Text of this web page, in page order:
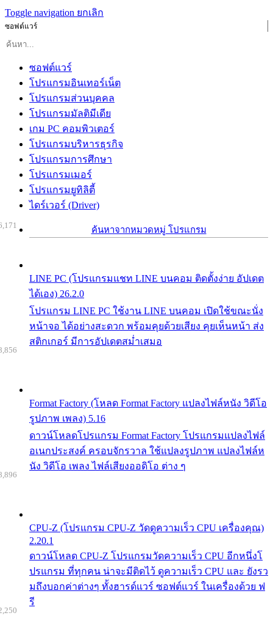
Toggle navigation ยกเลิก
ซอฟต์แวร์
ซอฟต์แวร์
โปรแกรมอินเทอร์เน็ต
โปรแกรมส่วนบุคคล
โปรแกรมมัลติมีเดีย
เกม PC คอมพิวเตอร์
โปรแกรมบริหารธุรกิจ
โปรแกรมการศึกษา
โปรแกรมเมอร์
โปรแกรมยูทิลิตี้
ไดร์เวอร์ (Driver)
ค้นหาจากหมวดหมู่ โปรแกรม
LINE PC (โปรแกรมแชท LINE บนคอม ติดตั้งง่าย อัปเดต
ได้เอง) 26.2.0
โปรแกรม LINE PC ใช้งาน LINE บนคอม เปิดใช้ขณะนั่ง
หน้าจอ ได้อย่างสะดวก พร้อมคุยด้วยเสียง คุยเห็นหน้า ส่ง
สติกเกอร์ มีการอัปเดตสม่ำเสมอ
Format Factory (โหลด Format Factory แปลงไฟล์หนัง วิดีโอ
รูปภาพ เพลง) 5.16
ดาวน์โหลดโปรแกรม Format Factory โปรแกรมแปลงไฟล์
อเนกประสงค์ ครอบจักรวาล ใช้แปลงรูปภาพ แปลงไฟล์ห
นัง วิดีโอ เพลง ไฟล์เสียงออดิโอ ต่าง ๆ
CPU-Z (โปรแกรม CPU-Z วัดดูความเร็ว CPU เครื่องคุณ)
2.20.1
ดาวน์โหลด CPU-Z โปรแกรมวัดความเร็ว CPU อีกหนึ่งโ
ปรแกรม ที่ทุกคน น่าจะมีติดไว้ ดูความเร็ว CPU และ ยังรว
มถึงบอกค่าต่างๆ ทั้งฮารด์แวร์ ซอฟต์แวร์ ในเครื่องด้วย ฟ
รี